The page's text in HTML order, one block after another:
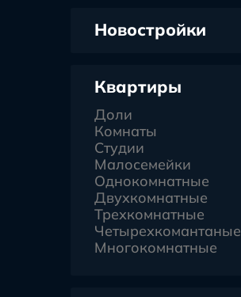
Новостройки
Квартиры
Доли
Комнаты
Студии
Малосемейки
Однокомнатные
Двухкомнатные
Трехкомнатные
Четырехкомантаные
Многокомнатные